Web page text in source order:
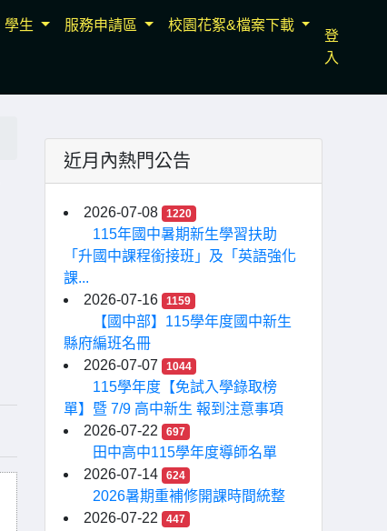
學生 服務申請區 校園花絮&檔案下載
登
入
近月內熱門公告
2026-07-08 1220
115年國中暑期新生學習扶助
「升國中課程銜接班」及「英語強化
課...
2026-07-16
1159
【國中部】115學年度國中新生
縣府編班名冊
2026-07-07
1044
115學年度【免試入學錄取榜
單】暨 7/9 高中新生 報到注意事項
2026-07-22
697
田中高中115學年度導師名單
2026-07-14
624
2026暑期重補修開課時間統整
2026-07-22
447